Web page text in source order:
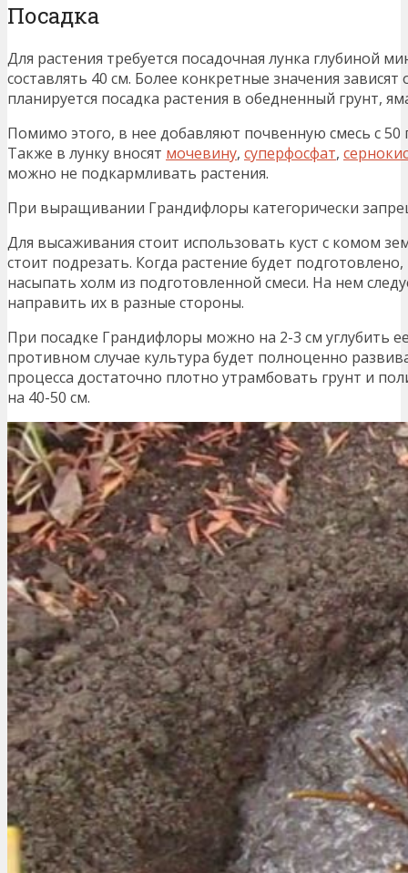
Посадка
Для растения требуется посадочная лунка глубиной
составлять 40 см. Более конкретные значения
планируется посадка растения в обедненный грунт,
Помимо этого, в нее добавляют почвенную смесь с
Также в лунку вносят мочевину, суперфосфат,
можно не подкармливать растения.
При выращивании Грандифлоры категорически
Для высаживания стоит использовать куст с комом
стоит подрезать. Когда растение будет
насыпать холм из подготовленной смеси. На нем
направить их в разные стороны.
При посадке Грандифлоры можно на 2-3 см углубить
противном случае культура будет полноценно
процесса достаточно плотно утрамбовать грунт и
на 40-50 см.